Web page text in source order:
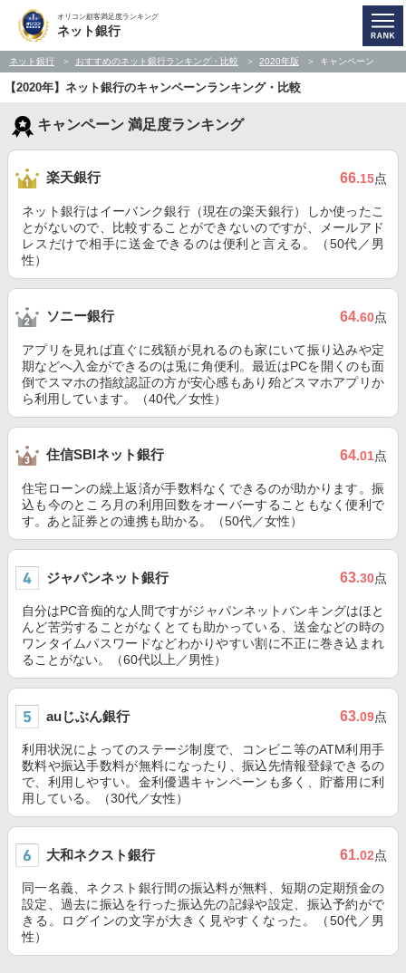
オリコン顧客満足度ランキング
ネット銀行
ネット銀行 おすすめのネット銀行ランキング・比較 2020年版 キャンペーン
【2020年】ネット銀行のキャンペーンランキング・比較
キャンペーン 満足度ランキング
楽天銀行 66.15点
ネット銀行はイーバンク銀行（現在の楽天銀行）しか使ったこ
とがないので、比較することができないのですが、メールアド
レスだけで相手に送金できるのは便利と言える。（50代／男
性）
ソニー銀行 64.60点
アプリを見れば直ぐに残額が見れるのも家にいて振り込みや定
期などへ入金ができるのは兎に角便利。最近はPCを開くのも面
倒でスマホの指紋認証の方が安心感もあり殆どスマホアプリか
ら利用しています。（40代／女性）
住信SBIネット銀行 64.01点
住宅ローンの繰上返済が手数料なくできるのが助かります。振
込も今のところ月の利用回数をオーバーすることもなく便利で
す。あと証券との連携も助かる。（50代／女性）
ジャパンネット銀行 63.30点
自分はPC音痴的な人間ですがジャパンネットバンキングはほと
んど苦労することがなくとても助かっている、送金などの時の
ワンタイムパスワードなどわかりやすい割に不正に巻き込まれ
ることがない。（60代以上／男性）
auじぶん銀行 63.09点
利用状況によってのステージ制度で、コンビニ等のATM利用手
数料や振込手数料が無料になったり、振込先情報登録できるの
で、利用しやすい。金利優遇キャンペーンも多く、貯蓄用に利
用している。（30代／女性）
大和ネクスト銀行 61.02点
同一名義、ネクスト銀行間の振込料が無料、短期の定期預金の
設定、過去に振込を行った振込先の記録や設定、振込予約がで
きる。ログインの文字が大きく見やすくなった。（50代／男
性）